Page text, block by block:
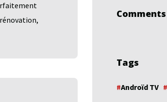
Comments
Tags
Androïd TV